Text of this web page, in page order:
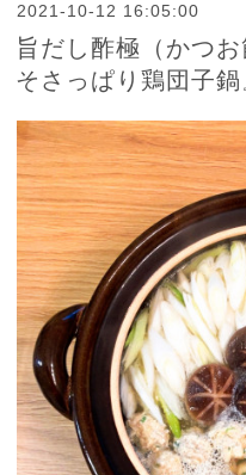
2021-10-12 16:05:00
旨だし酢極（かつ
そさっぱり鶏団子鍋